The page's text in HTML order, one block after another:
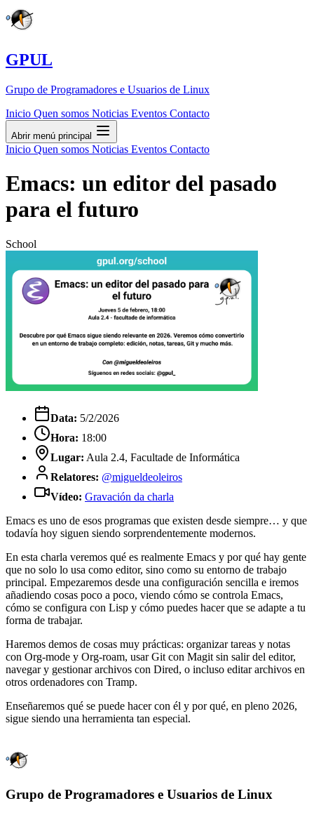
GPUL
Grupo de Programadores e Usuarios de Linux
Inicio Quen somos Noticias Eventos Contacto
Abrir menú principal
Inicio Quen somos Noticias Eventos Contacto
Emacs: un editor del pasado
para el futuro
School
Data: 5/2/2026
Hora: 18:00
Lugar: Aula 2.4, Facultade de Informática
Relatores: @migueldeoleiros
Vídeo: Gravación da charla
Emacs es uno de esos programas que existen desde siempre… y que
todavía hoy siguen siendo sorprendentemente modernos.
En esta charla veremos qué es realmente Emacs y por qué hay gente
que no solo lo usa como editor, sino como su entorno de trabajo
principal. Empezaremos desde una configuración sencilla e iremos
añadiendo cosas poco a poco, viendo cómo se controla Emacs,
cómo se configura con Lisp y cómo puedes hacer que se adapte a tu
forma de trabajar.
Haremos demos de cosas muy prácticas: organizar tareas y notas
con Org-mode y Org-roam, usar Git con Magit sin salir del editor,
navegar y gestionar archivos con Dired, o incluso editar archivos en
otros ordenadores con Tramp.
Enseñaremos qué se puede hacer con él y por qué, en pleno 2026,
sigue siendo una herramienta tan especial.
Grupo de Programadores e Usuarios de Linux